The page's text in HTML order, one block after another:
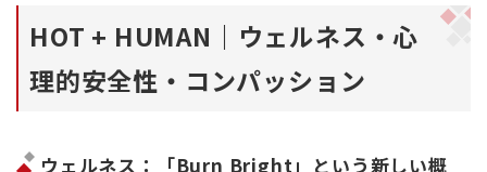
HOT + HUMAN｜ウェルネス・心
理的安全性・コンパッション
ウェルネス：「Burn Bright」という新しい概